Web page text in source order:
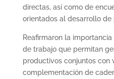
directas, así como de
orientados al desarrollo de
Reafirmaron la
de trabajo que permitan
productivos conjuntos con
complementación de